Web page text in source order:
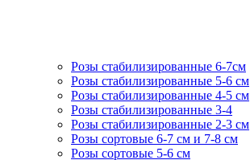
Розы стабилизированные 6-7см
Розы стабилизированные 5-6 см
Розы стабилизированные 4-5 см
Розы стабилизированные 3-4
Розы стабилизированные 2-3 см
Розы сортовые 6-7 см и 7-8 см
Розы сортовые 5-6 см